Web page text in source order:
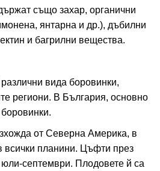
също захар, органични
янтарна и др.), дъбилни
и багрилни вещества.
вида боровинки,
региони. В България, основно
от Северна Америка, в
всички планини. Цъфти през
септември. Плодовете й са